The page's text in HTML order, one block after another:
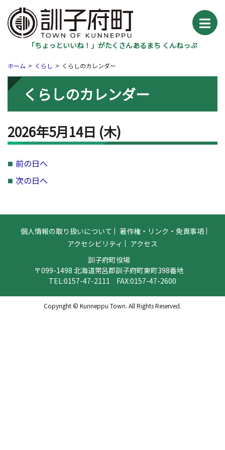
「ちょっといいね！」がたくさんあるまち くんねっぷ
ホーム くらし くらしのカレンダー
くらしのカレンダー
2026年5月14日 (木)
前の日へ
次の日へ
個人情報の取り扱いについて
著作権・リンク・免責事項
アクセシビリティ
アクセス
訓子府町役場
〒099-1498 北海道常呂郡訓子府町東町398番地
TEL:0157-47-2111 FAX:0157-47-2600
Copyright © Kunneppu Town. All Rights Reserved.